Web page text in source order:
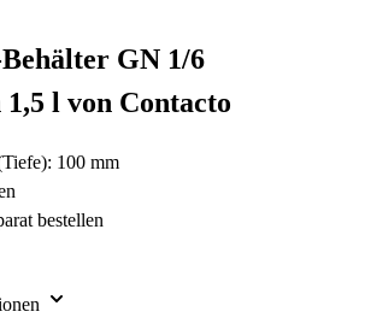
GN 1/6
l von Contacto
100 mm
bestellen